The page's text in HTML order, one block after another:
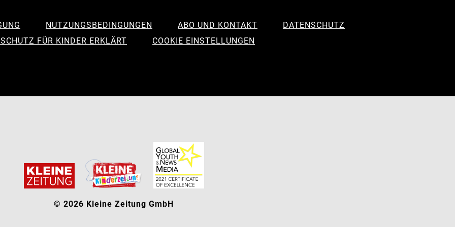
NUTZUNGSBEDINGUNGEN ABO UND KONTAKT
DATENSCHUTZ
FÜR KINDER ERKLÄRT
COOKIE EINSTELLUNGEN
© 2026 Kleine Zeitung GmbH